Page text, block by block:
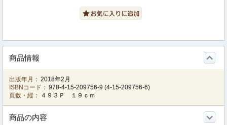
商品情報
出版年月： 2018年2月
ISBNコード： 978-4-15-209756-9 (4-15-209756-6)
頁数・縦：
４９３Ｐ １９ｃｍ
商品の内容